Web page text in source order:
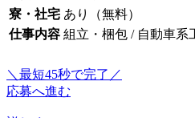
寮・社宅 あり（無料）
仕事内容 組立・梱包 / 自動車系
＼最短45秒で完了／
応募へ進む